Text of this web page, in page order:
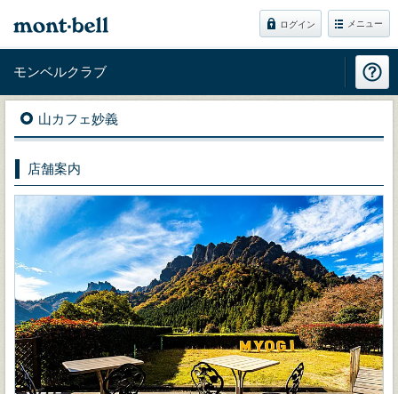
ログイン メニュー
モンベルクラブ
山カフェ妙義
店舗案内